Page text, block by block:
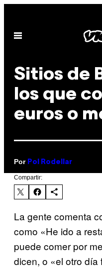
contenido
Abrir
Sitios de
los que
euros o
Por Pol Rodellar
Compartir:
La gente comenta
como «He ido a
puede comer por
dicen, o «el otro